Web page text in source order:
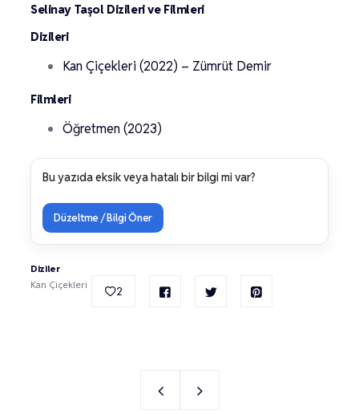
Selinay Taşol Dizileri ve Filmleri
Dizileri
Kan Çiçekleri (2022) – Zümrüt Demir
Filmleri
Öğretmen (2023)
Bu yazıda eksik veya hatalı bir bilgi mi var?
Düzeltme / Bilgi Öner
Diziler
Kan Çiçekleri
2